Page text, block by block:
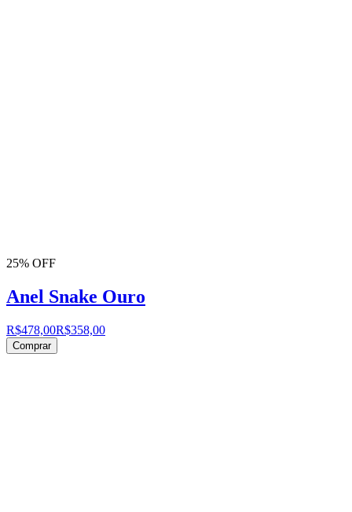
25% OFF
Anel Snake Ouro
R$478,00R$358,00
Comprar